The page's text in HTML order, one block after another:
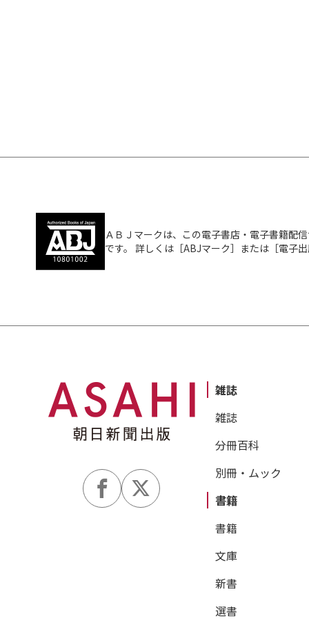
ＡＢＪマークは、この電子書店・電子書籍配
です。 詳しくは［ABJマーク］または［電子
雑誌
雑誌
分冊百科
別冊・ムック
書籍
書籍
文庫
新書
選書